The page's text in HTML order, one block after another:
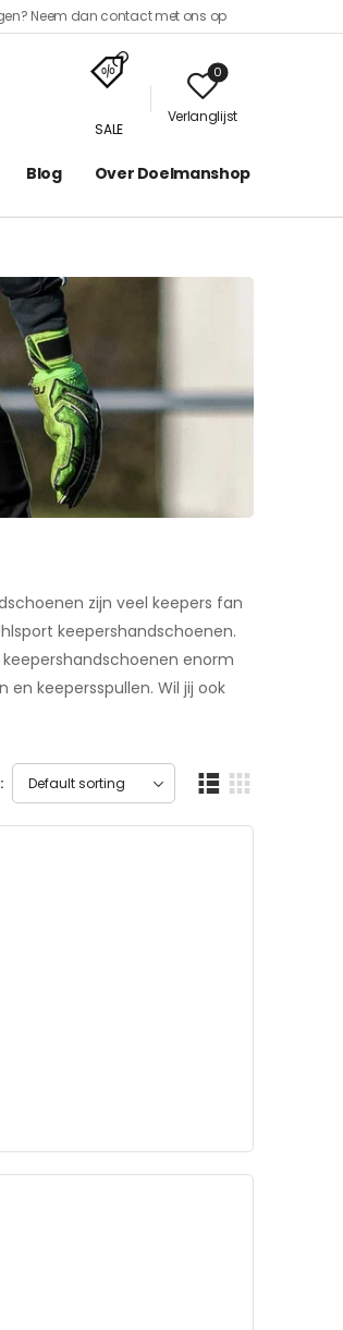
Neem dan contact met ons op
SALE
0
Verlanglijst
Blog Over Doelmanshop
zijn veel keepers fan
keepershandschoenen.
enorm
keepersspullen. Wil jij ook